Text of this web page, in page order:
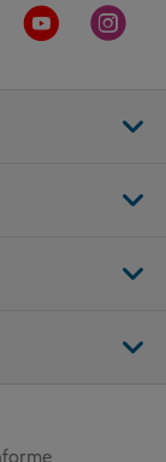
de Allianz
Twitter de
sur la page
Aller sur la
Aller